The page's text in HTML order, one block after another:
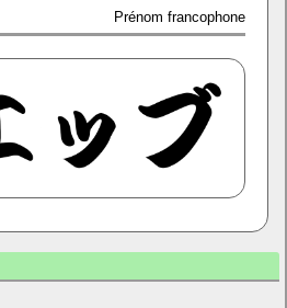
Prénom francophone